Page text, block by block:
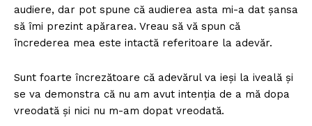
audiere, dar pot spune că audierea asta mi-a dat șansa
să îmi prezint apărarea. Vreau să vă spun că
încrederea mea este intactă referitoare la adevăr.
Sunt foarte încrezătoare că adevărul va ieși la iveală și
se va demonstra că nu am avut intenția de a mă dopa
vreodată și nici nu m-am dopat vreodată.